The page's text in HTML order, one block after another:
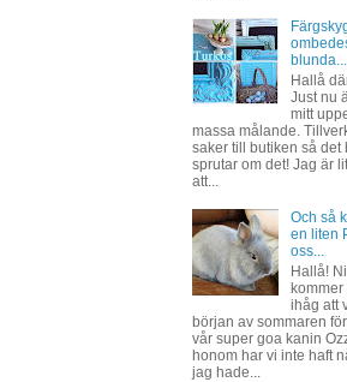
Hallå
Just nu
mitt
massa målande.
saker till butiken så det
sprutar om det! Jag är
att...
Och så
en liten
oss...
Hallå! Ni
kommer
ihåg att
början av sommaren
vår super goa kanin
honom har vi inte haft
jag hade...